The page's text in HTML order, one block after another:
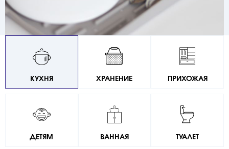
КУХНЯ ХРАНЕНИЕ ПРИХОЖАЯ
ДЕТЯМ ВАННАЯ ТУАЛЕТ